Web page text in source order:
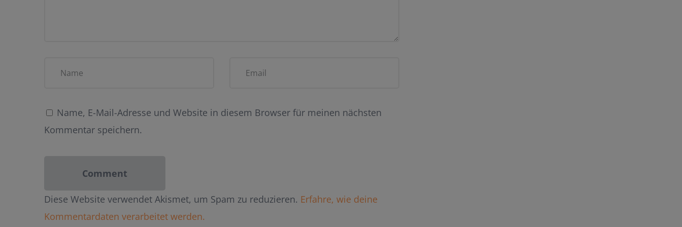
Name, E-Mail-Adresse und Website in diesem Browser für meinen nächsten
Kommentar speichern.
Diese Website verwendet Akismet, um Spam zu reduzieren. Erfahre, wie deine
Kommentardaten verarbeitet werden.